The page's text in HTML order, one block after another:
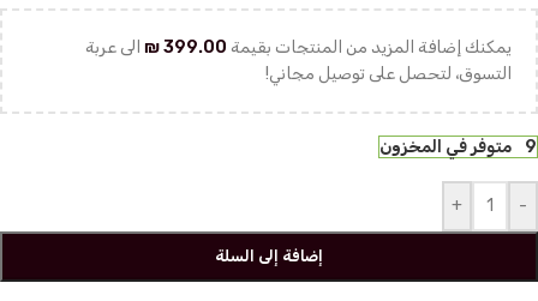
يمكنك إضافة المزيد من المنتجات بقيمة ₪399.00
الى عربة
التسوق، لتحصل على توصيل مجاني!
9 متوفر في المخزون
-
+
إضافة إلى السلة